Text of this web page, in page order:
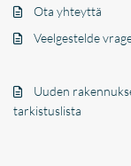
Ota yhteyttä
Veelgestelde
Uuden
tarkistuslista